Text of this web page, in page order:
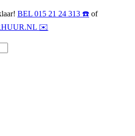
BEL 015 21 24 313 ☎️ of
✉️